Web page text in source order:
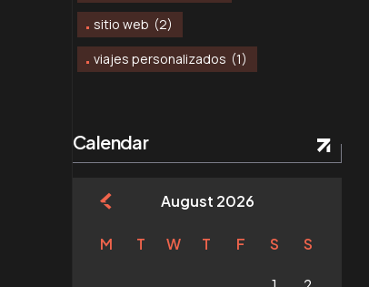
sitio web (2)
viajes personalizados (1)
Calendar
August 2026
M T W T F S S